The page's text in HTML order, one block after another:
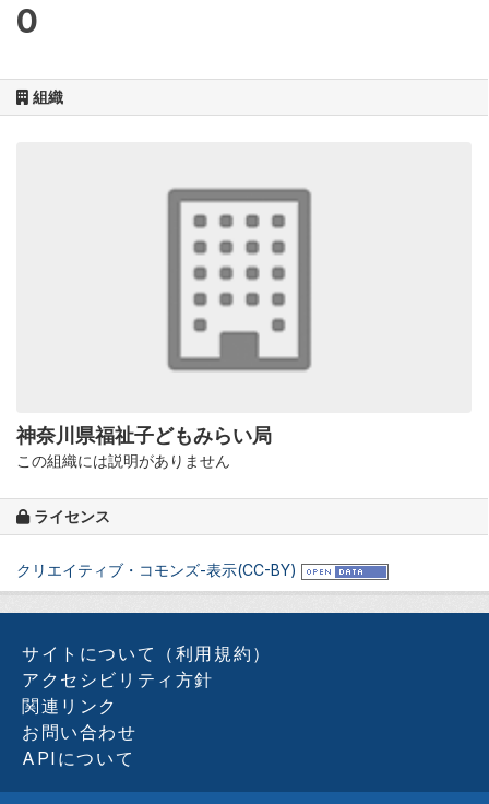
0
組織
神奈川県福祉子どもみらい局
この組織には説明がありません
ライセンス
クリエイティブ・コモンズ-表示(CC-BY)
サイトについて（利用規約）
アクセシビリティ方針
関連リンク
お問い合わせ
APIについて